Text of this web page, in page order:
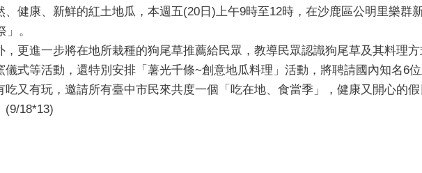
健康、新鮮的紅土地瓜，本週五(20日)上午9時至12時，在沙鹿區公明里樂群
。
更進一步將在地所栽種的狗尾草推薦給民眾，教導民眾認識狗尾草及其料理
式等活動，還特別安排「薯光千條~創意地瓜料理」活動，將聘請國內知名6
又有玩，邀請所有臺中市民來共度一個「吃在地、食當季」，健康又開心的假
(9/18*13)